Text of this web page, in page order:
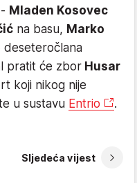
Mladen Kosovec
na basu, Marko
deseteročlana
pratit će zbor Husar
koji nikog nije
u sustavu Entrio .
Sljedeća vijest